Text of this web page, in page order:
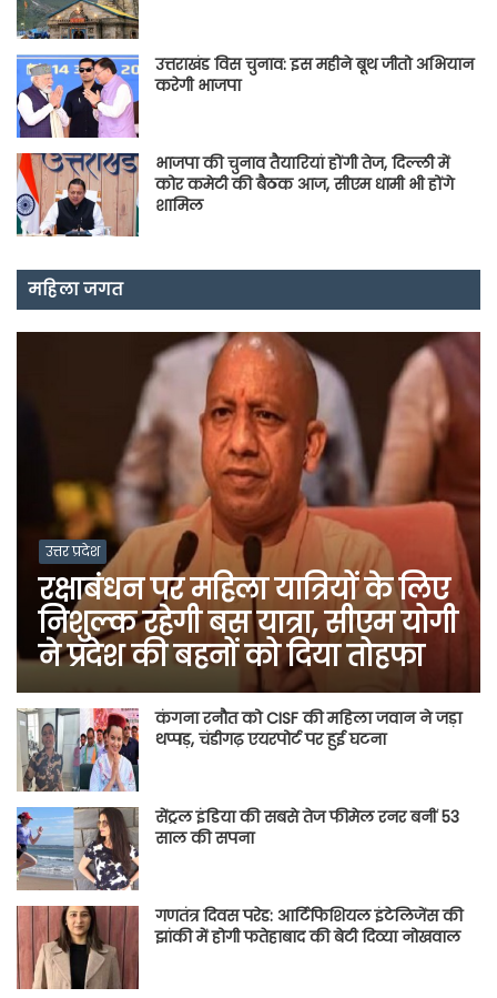
उत्तराखंड विस चुनाव: इस महीने बूथ जीतो अभियान
करेगी भाजपा
भाजपा की चुनाव तैयारियां होंगी तेज, दिल्ली में
कोर कमेटी की बैठक आज, सीएम धामी भी होंगे
शामिल
महिला जगत
उत्तर प्रदेश
रक्षाबंधन पर महिला यात्रियों के लिए
निशुल्क रहेगी बस यात्रा, सीएम योगी
ने प्रदेश की बहनों को दिया तोहफा
कंगना रनौत को CISF की महिला जवान ने जड़ा
थप्पड़, चंडीगढ़ एयरपोर्ट पर हुई घटना
सेंट्रल इंडिया की सबसे तेज फीमेल रनर बनीं 53
साल की सपना
गणतंत्र दिवस परेड: आर्टिफिशियल इंटेलिजेंस की
झांकी में होगी फतेहाबाद की बेटी दिव्या नोखवाल